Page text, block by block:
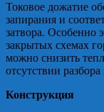
Токовое дожатие
запирания и
затвора. Особенно
закрытых схемах
можно снизить
отсутствии
Конструкция